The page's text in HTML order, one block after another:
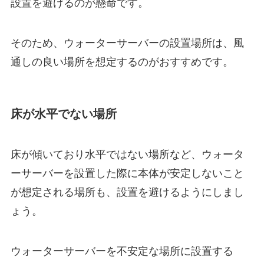
設置を避けるのが懸命です。
そのため、ウォーターサーバーの設置場所は、風
通しの良い場所を想定するのがおすすめです。
床が水平でない場所
床が傾いており水平ではない場所など、ウォータ
ーサーバーを設置した際に本体が安定しないこと
が想定される場所も、設置を避けるようにしまし
ょう。
ウォーターサーバーを不安定な場所に設置する